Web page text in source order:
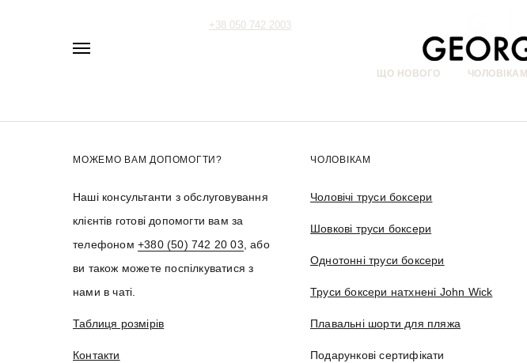
+38 050 742 2003
ЩО НОВОГО ЧОЛОВІКАМ
МОЖЕМО ВАМ ДОПОМОГТИ?
Наші консультанти з обслуговування
клієнтів готові допомогти вам за
телефоном +380 (50) 742 20 03 , або
ви також можете поспілкуватися з
нами в чаті.
Таблиця розмірів
Контакти
ЧОЛОВІКАМ
Чоловічі труси боксери
Шовкові труси боксери
Однотонні труси боксери
Труси боксери натхнені John Wick
Плавальні шорти для пляжа
Подарункові сертифікати